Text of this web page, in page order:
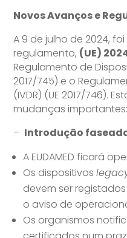
Novos Avanços e
A 9 de julho de 2024,
regulamento, (UE)
Regulamento de
2017/745) e o
(IVDR) (UE 2017/746).
mudanças importantes:
– Introdução faseada
A EUDAMED ficará
Os dispositivos
devem ser
o aviso de
Os organismos